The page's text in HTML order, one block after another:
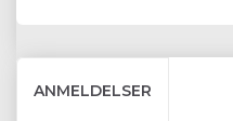
ANMELDELSER